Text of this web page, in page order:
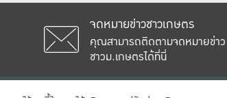
จดหมายข่าวชาวเกษตร
คุณสามารถติดตามจดหมายข่าว
ชาวม.เกษตรได้ที่นี่